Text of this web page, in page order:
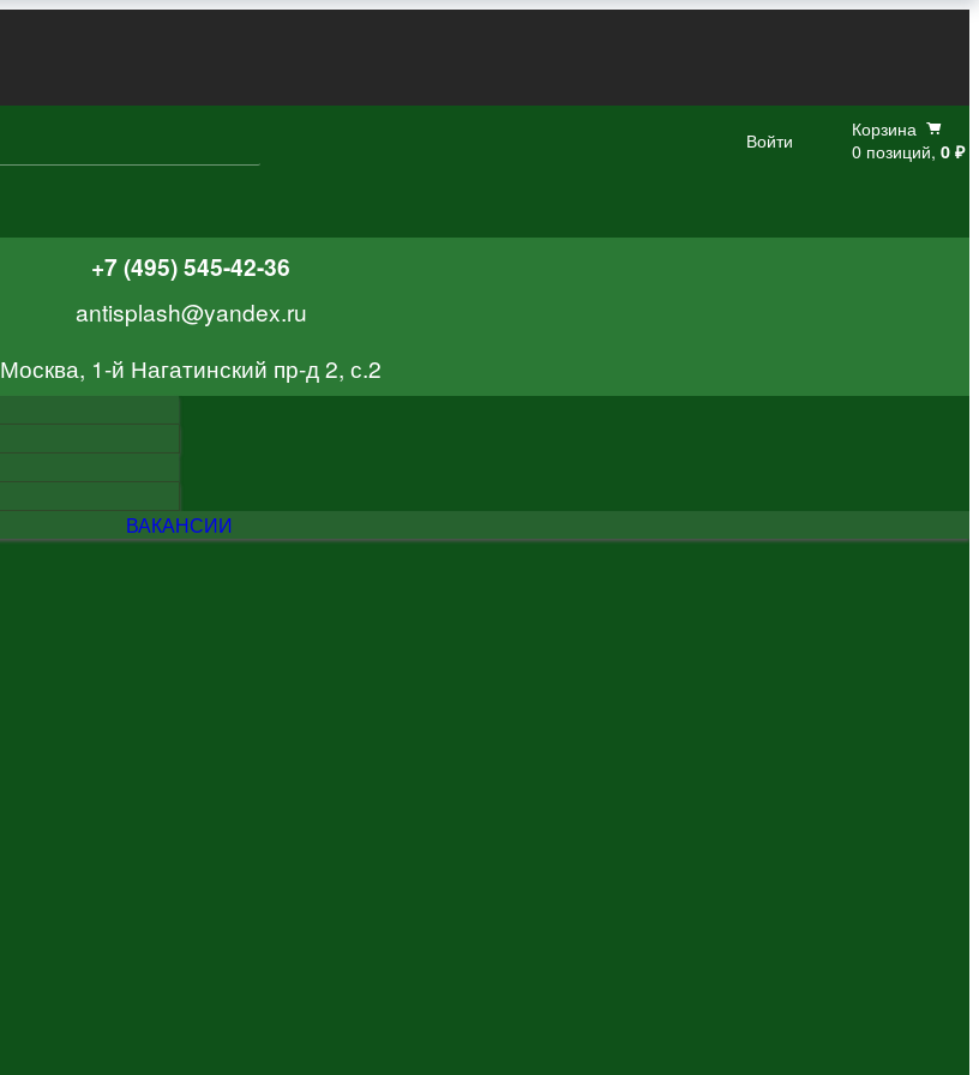
Войти
Корзина
0 позиций, 0 ₽
+7 (495) 545-42-36
antisplash@yandex.ru
Москва, 1-й Нагатинский пр-д 2, с.2
ВАКАНСИИ